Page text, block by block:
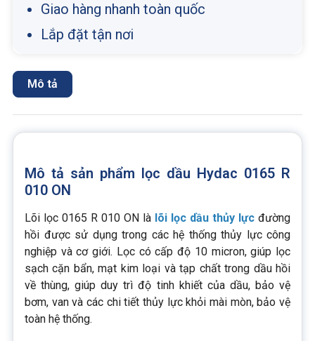
Giao hàng nhanh toàn quốc
Lắp đặt tận nơi
Mô tả
Mô tả sản phẩm lọc dầu Hydac 0165 R
010 ON
Lõi lọc 0165 R 010 ON là lõi lọc dầu thủy lực đường
hồi được sử dụng trong các hệ thống thủy lực công
nghiệp và cơ giới. Lọc có cấp độ 10 micron, giúp lọc
sạch cặn bẩn, mạt kim loại và tạp chất trong dầu hồi
về thùng, giúp duy trì độ tinh khiết của dầu, bảo vệ
bơm, van và các chi tiết thủy lực khỏi mài mòn, bảo vệ
toàn hệ thống.